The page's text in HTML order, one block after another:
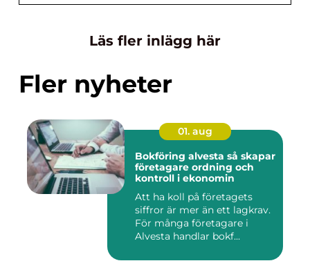
Läs fler inlägg här
Fler nyheter
01. aug
Bokföring alvesta så skapar
företagare ordning och
kontroll i ekonomin
Att ha koll på företagets
siffror är mer än ett lagkrav.
För många företagare i
Alvesta handlar bokf...